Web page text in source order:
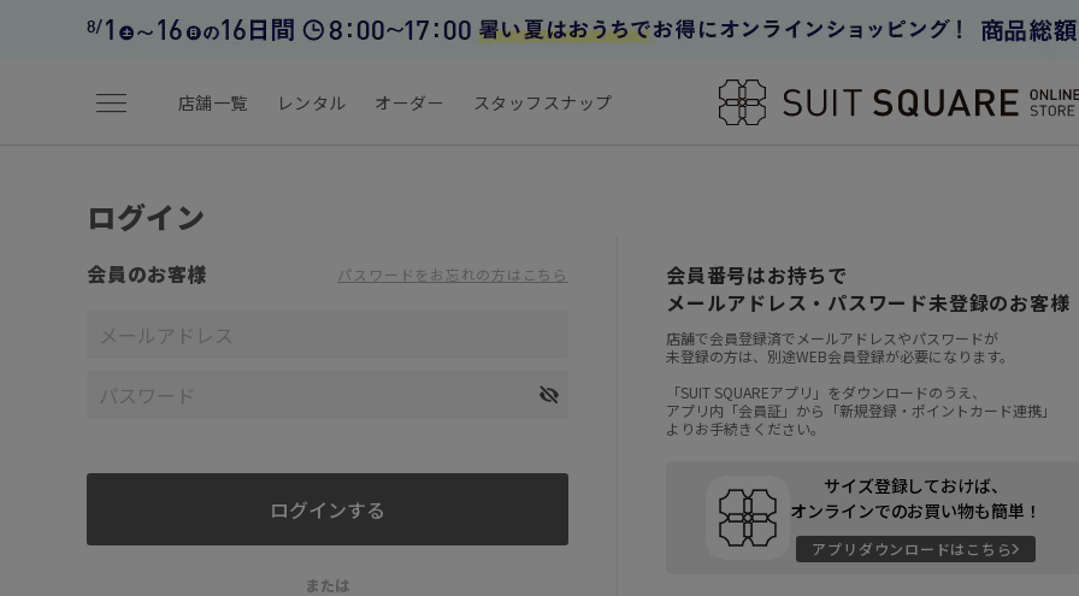
menu 店舗一覧 レンタル オーダー スタッフスナップ
ログイン
会員のお客様 パスワードをお忘れの方はこちら
または
会員番号はお持ちで
メールアドレス・パスワード未登録のお客様
店舗で会員登録済でメールアドレスやパスワードが
未登録の方は、別途WEB会員登録が必要になります。
「SUIT SQUAREアプリ」をダウンロードのうえ、
アプリ内「会員証」から「新規登録・ポイントカード連携」
よりお手続きください。
サイズ登録しておけば、
オンラインでのお買い物も簡単！
アプリダウンロードはこちら